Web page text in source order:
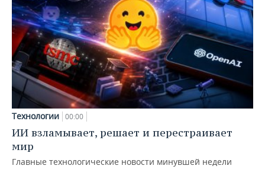
Технологии 00:00
ИИ взламывает, решает и перестраивает
мир
Главные технологические новости минувшей недели